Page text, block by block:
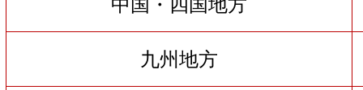
中国・四国地方
九州地方